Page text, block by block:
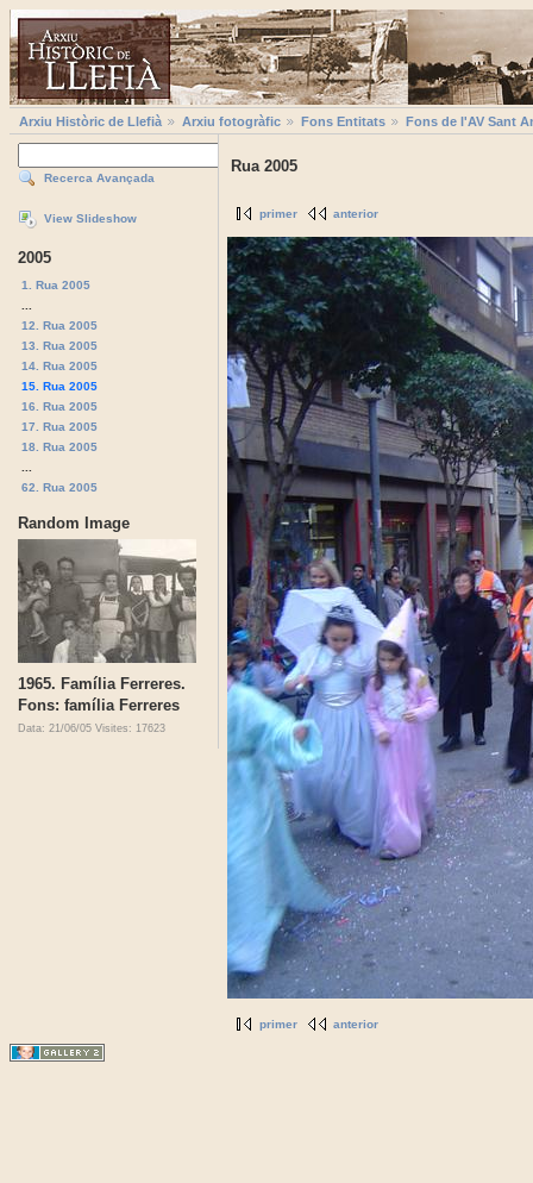
Arxiu Històric de Llefià Arxiu fotogràfic Fons Entitats Fons de l'AV Sant
Recerca Avançada
View Slideshow
2005
1. Rua 2005
12. Rua 2005
13. Rua 2005
14. Rua 2005
15. Rua 2005
16. Rua 2005
17. Rua 2005
18. Rua 2005
62. Rua 2005
Random Image
1965. Família Ferreres.
Fons: família Ferreres
Data: 21/06/05 Visites: 17623
Rua 2005
primer anterior
primer anterior